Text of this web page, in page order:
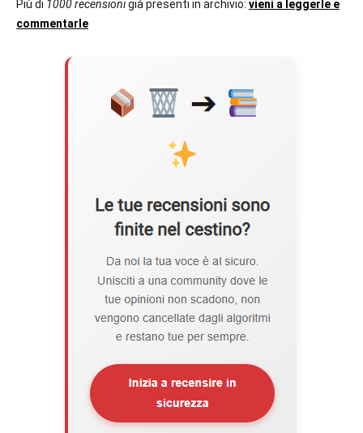
Più di 1000 recensionigià presenti in archivio: vieni a leggerle e
commentarle